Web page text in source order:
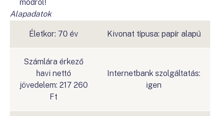
módról!
Alapadatok
Életkor: 70 év Kivonat típusa: papír alapú
Számlára érkező
havi nettó
jövedelem: 217 260
Ft
Internetbank szolgáltatás:
igen